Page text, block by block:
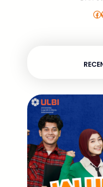
Facebook